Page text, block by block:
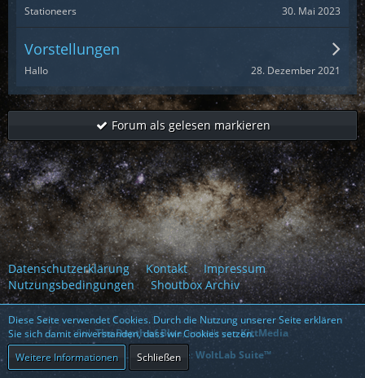
Stationeers 30. Mai 2023
Vorstellungen
Hallo 28. Dezember 2021
Forum als gelesen markieren
Datenschutzerklärung Kontakt
Impressum
Nutzungsbedingungen
Shoutbox Archiv
Stil:The Depth of Blue, erstellt vonKittMedia
Community-Software: WoltLab Suite™
Diese Seite verwendet Cookies. Durch die Nutzung unserer Seite erklären
Sie sich damit einverstanden, dass wir Cookies setzen.
Weitere Informationen
Schließen